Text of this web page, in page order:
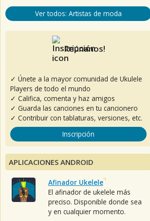
Ver todos: Artistas de moda
Reúnanos!
✓ Únete a la mayor comunidad de Ukulele
Players de todo el mundo
✓ Califica, comenta y haz amigos
✓ Guarda las canciones en tu cancionero
✓ Contribuir con tablaturas, versiones, etc.
Inscripción
APLICACIONES ANDROID
Afinador Ukelele
El afinador de ukelele más
preciso. Disponible donde sea
y en cualquier momento.